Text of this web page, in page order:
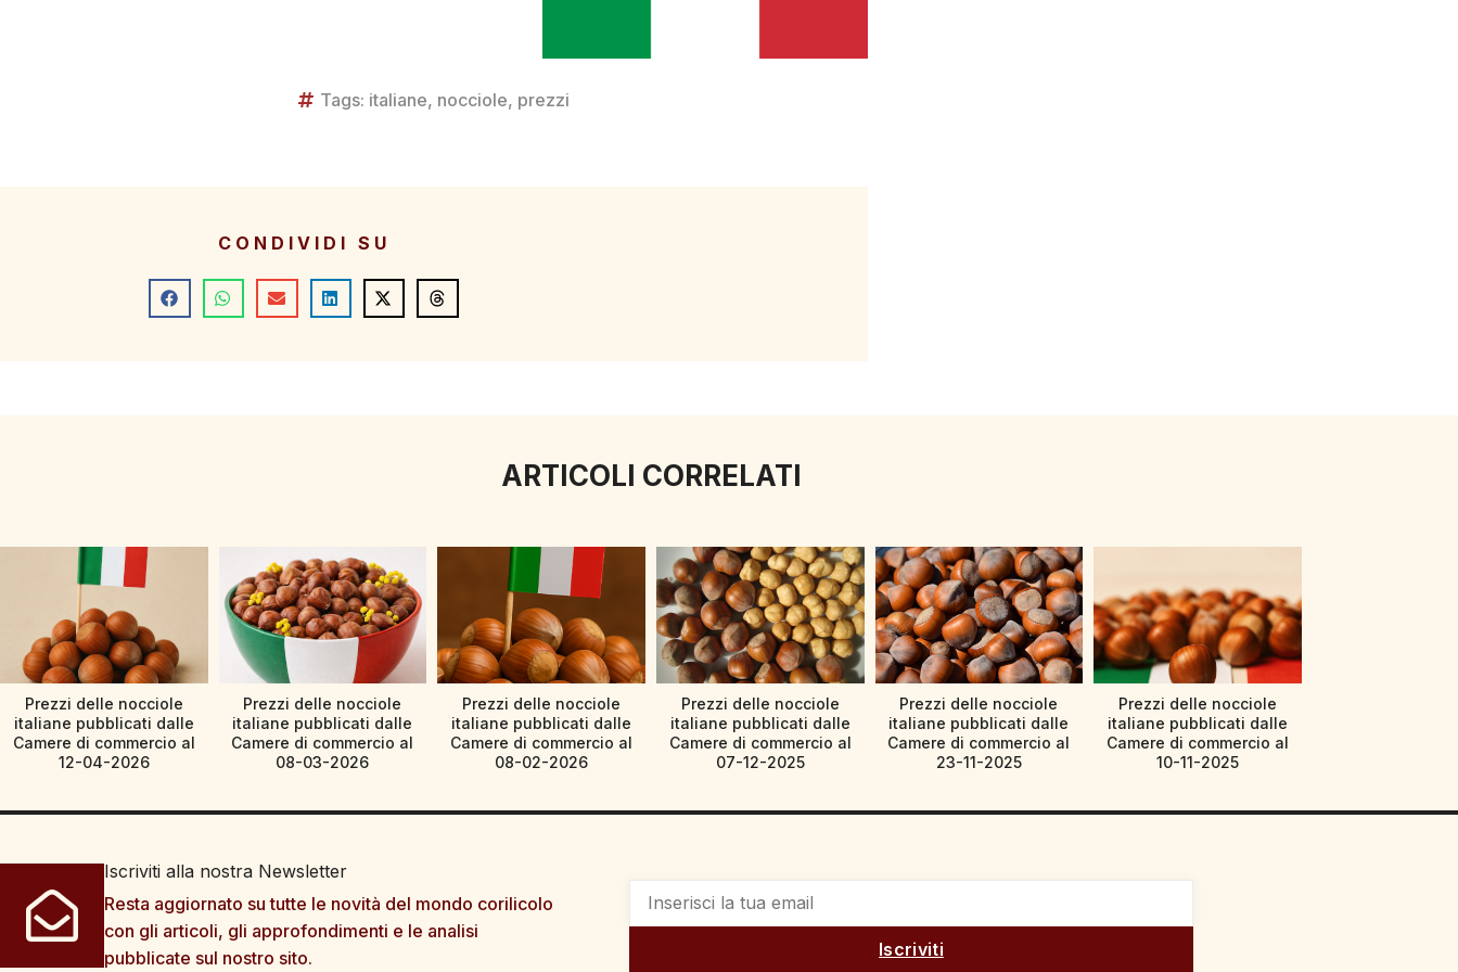
Tags: italiane, nocciole, prezzi
CONDIVIDI SU
ARTICOLI CORRELATI
Prezzi delle nocciole
italiane pubblicati dalle
Camere di commercio al
12-04-2026
Prezzi delle nocciole
italiane pubblicati dalle
Camere di commercio al
08-03-2026
Prezzi delle nocciole
italiane pubblicati dalle
Camere di commercio al
08-02-2026
Prezzi delle nocciole
italiane pubblicati dalle
Camere di commercio al
07-12-2025
Prezzi delle nocciole
italiane pubblicati dalle
Camere di commercio al
23-11-2025
Prezzi delle nocciole
italiane pubblicati dalle
Camere di commercio al
10-11-2025
Iscriviti alla nostra Newsletter
Resta aggiornato su tutte le novità del mondo corilicolo
con gli articoli, gli approfondimenti e le analisi
pubblicate sul nostro sito.
Iscriviti